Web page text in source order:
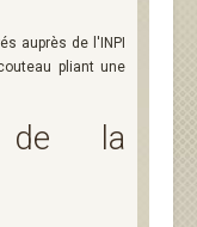
auprès de l'INPI
pliant une
de la